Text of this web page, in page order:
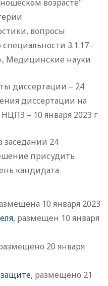
возрасте"
вопросы
3.1.17 -
Медицинские науки
диссертации – 24
диссертации на
– 10 января 2023 г
24
присудить
кандидата
10 января 2023
, размещен 10 января
20 января
, размещено 21